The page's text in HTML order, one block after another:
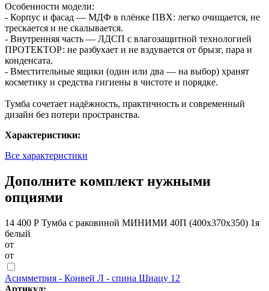
Особенности модели:
- Корпус и фасад — МДФ в плёнке ПВХ: легко очищается, не
трескается и не скалывается.
- Внутренняя часть — ЛДСП с влагозащитной технологией
ПРОТЕКТОР: не разбухает и не вздувается от брызг, пара и
конденсата.
- Вместительные ящики (один или два — на выбор) хранят
косметику и средства гигиены в чистоте и порядке.
Тумба сочетает надёжность, практичность и современный
дизайн без потери пространства.
Характеристики:
Все характеристики
Дополните комплект нужными
опциями
14 400 Р Тумба с раковиной МИНИМИ 40П (400x370x350) 1я
белый
от
от
Асимметрия - Конвей Л - спина Шиацу 12
Артикул: